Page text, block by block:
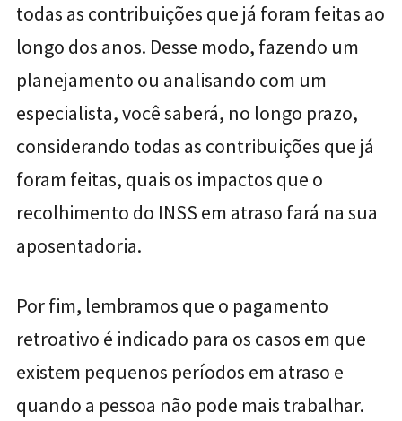
todas as contribuições que já foram feitas ao
longo dos anos. Desse modo, fazendo um
planejamento ou analisando com um
especialista, você saberá, no longo prazo,
considerando todas as contribuições que já
foram feitas, quais os impactos que o
recolhimento do INSS em atraso fará na sua
aposentadoria.
Por fim, lembramos que o pagamento
retroativo é indicado para os casos em que
existem pequenos períodos em atraso e
quando a pessoa não pode mais trabalhar.